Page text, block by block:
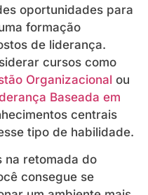
oportunidades para
formação
de liderança.
cursos como
Organizacional ou
Baseada em
centrais
tipo de habilidade.
na retomada do
consegue se